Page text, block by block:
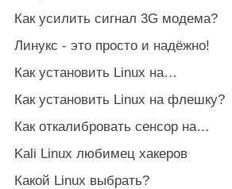
Как усилить сигнал 3G модема?
Линукс - это просто и надёжно!
Как установить Linux на…
Как установить Linux на флешку?
Как откалибровать сенсор на…
Kali Linux любимец хакеров
Какой Linux выбрать?